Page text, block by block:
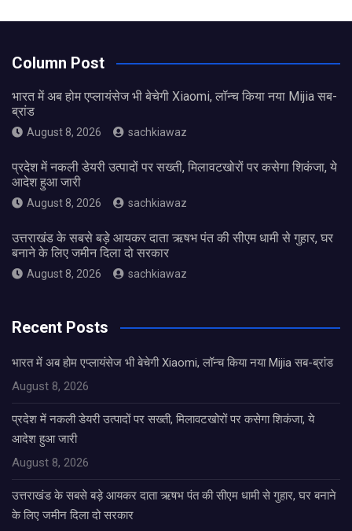
Column Post
भारत में अब होम एप्लायंसेज भी बेचेगी Xiaomi, लॉन्च किया नया Mijia सब-
ब्रांड
August 8, 2026 sachkiawaz
प्रदेश में नकली डेयरी उत्पादों पर सख्ती, मिलावटखोरों पर कसेगा शिकंजा, ये
आदेश हुआ जारी
August 8, 2026 sachkiawaz
उत्तराखंड के सबसे बड़े आयकर दाता ऋषभ पंत की सीएम धामी से गुहार, घर
बनाने के लिए जमीन दिला दो सरकार
August 8, 2026 sachkiawaz
Recent Posts
भारत में अब होम एप्लायंसेज भी बेचेगी Xiaomi, लॉन्च किया नया Mijia सब-ब्रांड
August 8, 2026
प्रदेश में नकली डेयरी उत्पादों पर सख्ती, मिलावटखोरों पर कसेगा शिकंजा, ये
आदेश हुआ जारी
August 8, 2026
उत्तराखंड के सबसे बड़े आयकर दाता ऋषभ पंत की सीएम धामी से गुहार, घर बनाने
के लिए जमीन दिला दो सरकार